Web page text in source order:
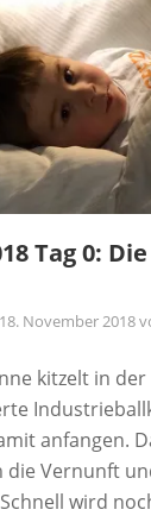
Tag 0:
18. November 2018
kitzelt in
anfangen.
die Vernunft
wird